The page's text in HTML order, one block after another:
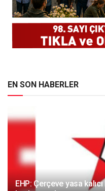
EN SON HABERLER
EHP: Çerçeve yasa